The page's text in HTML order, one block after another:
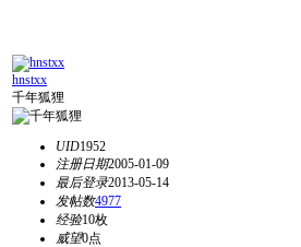
hnstxx
千年狐狸
UID1952
注册日期2005-01-09
最后登录2013-05-14
发帖数4977
经验10枚
威望0点